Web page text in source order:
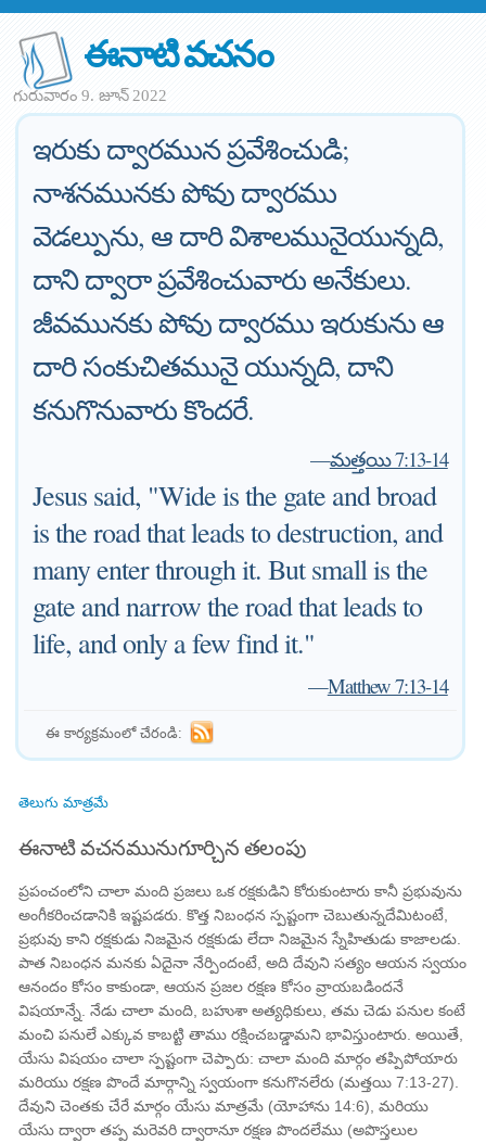
ఈనాటి వచనం
గురువారం 9. జూన్ 2022
ఇరుకు ద్వారమున ప్రవేశించుడి;
నాశనమునకు పోవు ద్వారము
వెడల్పును, ఆ దారి విశాలమునైయున్నది,
దాని ద్వారా ప్రవేశించువారు అనేకులు.​
జీవమునకు పోవు ద్వారము ఇరుకును ఆ
దారి సంకుచితమునై యున్నది, దాని
కనుగొనువారు కొందరే.
—మత్తయి 7:13-14
Jesus said, "Wide is the gate and broad
is the road that leads to destruction, and
many enter through it. But small is the
gate and narrow the road that leads to
life, and only a few find it."
—Matthew 7:13-14
ఈ కార్యక్రమంలో చేరండి:
తెలుగు మాత్రమే
ఈనాటి వచనమునుగూర్చిన తలంపు
ప్రపంచంలోని చాలా మంది ప్రజలు ఒక రక్షకుడిని కోరుకుంటారు కానీ ప్రభువును
అంగీకరించడానికి ఇష్టపడరు. కొత్త నిబంధన స్పష్టంగా చెబుతున్నదేమిటంటే,
ప్రభువు కాని రక్షకుడు నిజమైన రక్షకుడు లేదా నిజమైన స్నేహితుడు కాజాలడు.
పాత నిబంధన మనకు ఏదైనా నేర్పిందంటే, అది దేవుని సత్యం ఆయన స్వయం
ఆనందం కోసం కాకుండా, ఆయన ప్రజల రక్షణ కోసం వ్రాయబడిందనే
విషయాన్నే. నేడు చాలా మంది, బహుశా అత్యధికులు, తమ చెడు పనుల కంటే
మంచి పనులే ఎక్కువ కాబట్టి తాము రక్షించబడ్డామని భావిస్తుంటారు. అయితే,
యేసు విషయం చాలా స్పష్టంగా చెప్పారు: చాలా మంది మార్గం తప్పిపోయారు
మరియు రక్షణ పొందే మార్గాన్ని స్వయంగా కనుగొనలేరు (మత్తయి 7:13-27).
దేవుని చెంతకు చేరే మార్గం యేసు మాత్రమే (యోహాను 14:6), మరియు
యేసు ద్వారా తప్ప మరెవరి ద్వారానూ రక్షణ పొందలేము (అపొస్తలుల